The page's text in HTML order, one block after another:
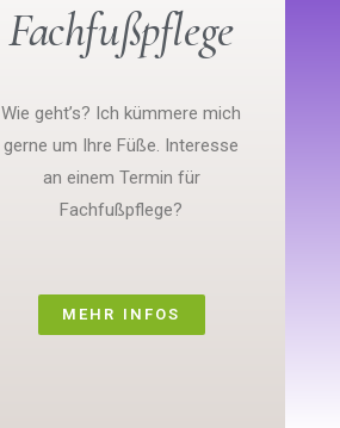
Fachfußpflege
Wie geht’s? Ich kümmere mich
gerne um Ihre Füße. Interesse
an einem Termin für
Fachfußpflege?
MEHR INFOS